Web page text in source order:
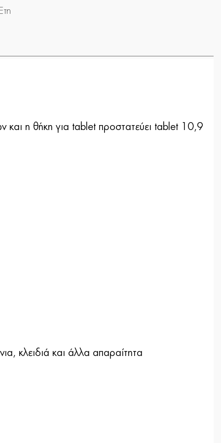
και η θήκη για tablet προστατεύει tablet 10,9
κλειδιά και άλλα απαραίτητα